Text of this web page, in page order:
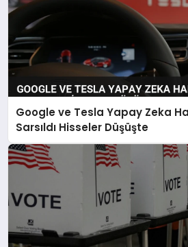
Google ve Tesla Yapay Zeka
Sarsıldı Hisseler Düşüşte